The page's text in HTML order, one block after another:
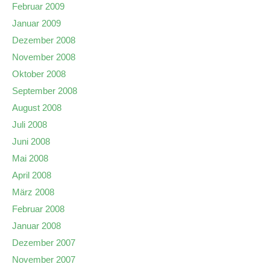
Februar 2009
Januar 2009
Dezember 2008
November 2008
Oktober 2008
September 2008
August 2008
Juli 2008
Juni 2008
Mai 2008
April 2008
März 2008
Februar 2008
Januar 2008
Dezember 2007
November 2007